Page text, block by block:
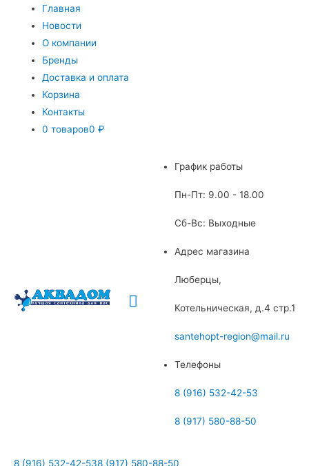
Главная
Новости
О компании
Бренды
Доставка и оплата
Корзина
Контакты
0 товаров0 ₽
Главное
График работы
Пн-Пт: 9.00 - 18.00
Сб-Вс: Выходные
Адрес магазина
Люберцы,
Котельническая, д.4 стр.1
santehopt-region@mail.ru
Телефоны
8 (916) 532-42-53
8 (917) 580-88-50
8 (916) 532-42-538 (917) 580-88-50